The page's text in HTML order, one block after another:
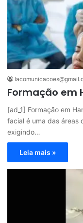
Formação em
[ad_1] Formação em
facial é uma das áreas
exigindo…
Leia mais »